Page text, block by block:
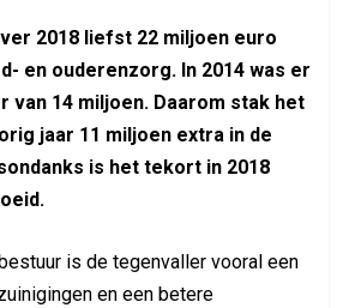
2018 liefst 22 miljoen euro
en ouderenzorg. In 2014 was er
van 14 miljoen. Daarom stak het
jaar 11 miljoen extra in de
is het tekort in 2018
is de tegenvaller vooral een
en een betere